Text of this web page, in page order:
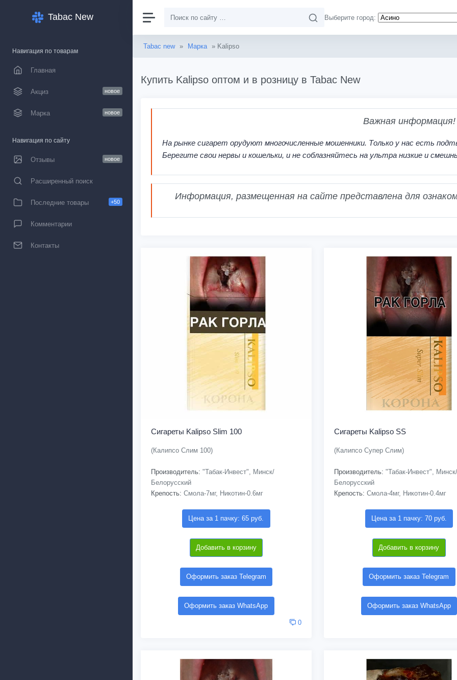
Tabac New
Навигация по товарам
Главная
Акциз новое
Марка новое
Навигация по сайту
Отзывы новое
Расширенный поиск
Последние товары +50
Комментарии
Контакты
Выберите город:
Tabac new » Марка » Kalipso
Купить Kalipso оптом и в розницу в Tabac New
Важная информация!
На рынке сигарет орудуют многочисленные мошенники. Только у нас есть
Берегите свои нервы и кошельки, и не соблазняйтесь на ультра низкие и
Информация, размещенная на сайте представлена для
Сигареты Kalipso Slim 100
(Калипсо Слим 100)
Производитель: "Табак-Инвест", Минск/
Белорусский
Крепость: Смола-7мг, Никотин-0.6мг
Цена за 1 пачку: 65 руб.
Добавить в корзину
Оформить заказ Telegram
Оформить заказ WhatsApp
0
Сигареты Kalipso SS
(Калипсо Супер Слим)
Производитель: "Табак-Инвест", Минск/
Белорусский
Крепость: Смола-4мг, Никотин-0.4мг
Цена за 1 пачку: 70 руб.
Добавить в корзину
Оформить заказ Telegram
Оформить заказ WhatsApp